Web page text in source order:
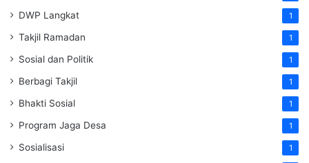
DWP Langkat 1
Takjil Ramadan 1
Sosial dan Politik 1
Berbagi Takjil 1
Bhakti Sosial 1
Program Jaga Desa 1
Sosialisasi 1